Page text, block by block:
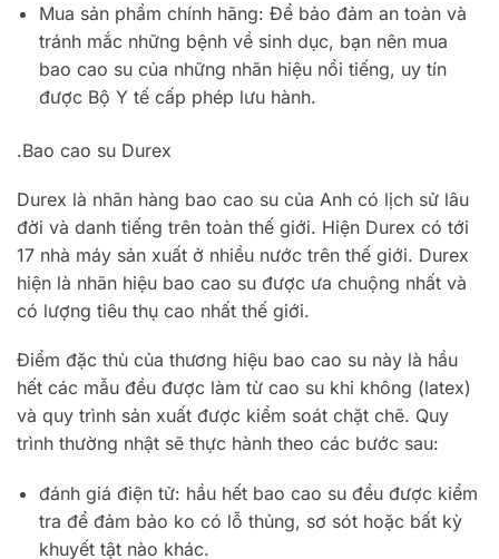
Mua sản phẩm chính hãng: Để bảo đảm an toàn và
tránh mắc những bệnh về sinh dục, bạn nên mua
bao cao su của những nhãn hiệu nổi tiếng, uy tín
được Bộ Y tế cấp phép lưu hành.
.Bao cao su Durex
Durex là nhãn hàng bao cao su của Anh có lịch sử lâu
đời và danh tiếng trên toàn thế giới. Hiện Durex có tới
17 nhà máy sản xuất ở nhiều nước trên thế giới. Durex
hiện là nhãn hiệu bao cao su được ưa chuộng nhất và
có lượng tiêu thụ cao nhất thế giới.
Điểm đặc thù của thương hiệu bao cao su này là hầu
hết các mẫu đều được làm từ cao su khi không (latex)
và quy trình sản xuất được kiểm soát chặt chẽ. Quy
trình thường nhật sẽ thực hành theo các bước sau:
đánh giá điện tử: hầu hết bao cao su đều được kiểm
tra để đảm bảo ko có lỗ thủng, sơ sót hoặc bất kỳ
khuyết tật nào khác.